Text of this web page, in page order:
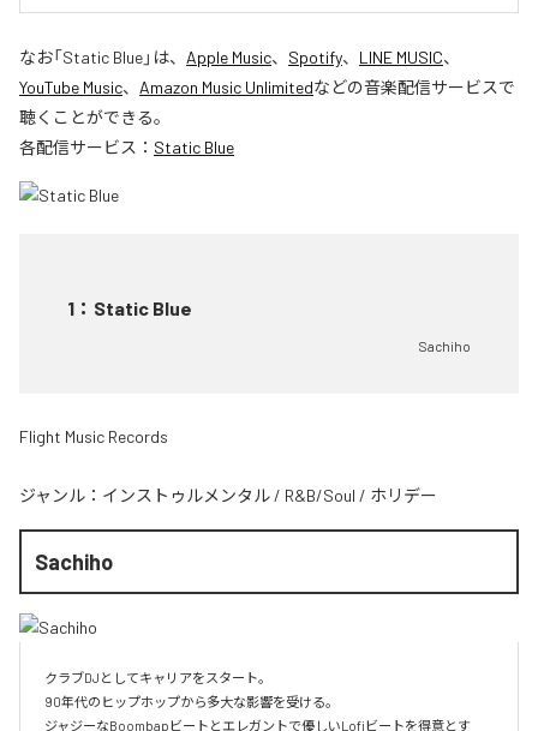
なお「Static Blue」は、 Apple Music、 Spotify、 LINE MUSIC、
YouTube Music、 Amazon Music Unlimitedなどの音楽配信サービスで
聴くことができる。
各配信サービス： Static Blue
1 ： Static Blue
Sachiho
Flight Music Records
ジャンル： インストゥルメンタル / R&B/Soul / ホリデー
Sachiho
クラブDJとしてキャリアをスタート。
90年代のヒップホップから多大な影響を受ける。
ジャジーなBoombapビートとエレガントで優しいLofiビートを得意とす